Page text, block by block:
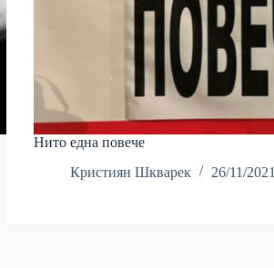
Нито една повече
Кристиян Шкварек
26/11/2021